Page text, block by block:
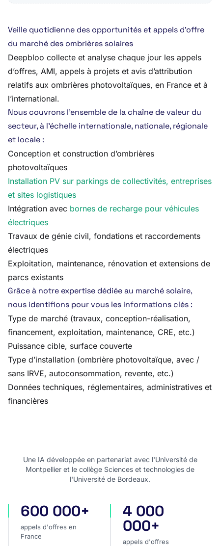
Veille quotidienne des opportunités et appels d’offre
du marché des ombrières solaires
Deepbloo collecte et analyse chaque jour les appels
d’offres, AMI, appels à projets et avis d’attribution
relatifs aux ombrières photovoltaïques, en France et à
l’international.
Nous couvrons l’ensemble de la chaîne de valeur du
secteur, à l’échelle internationale, nationale, régionale
et locale :
Conception et construction d’ombrières
photovoltaïques
Installation PV sur parkings de collectivités, entreprises
et sites logistiques
Intégration avec bornes de recharge pour véhicules
électriques
Travaux de génie civil, fondations et raccordements
électriques
Exploitation, maintenance, rénovation et extensions de
parcs existants
Grâce à notre expertise dédiée au marché solaire,
nous identifions pour vous les informations clés :
Type de marché (travaux, conception-réalisation,
financement, exploitation, maintenance, CRE, etc.)
Puissance cible, surface couverte
Type d’installation (ombrière photovoltaïque, avec /
sans IRVE, autoconsommation, revente, etc.)
Données techniques, réglementaires, administratives et
financières
Une IA développée en partenariat avec l'Université de
Montpellier et le collège Sciences et technologies de
l'Université de Bordeaux.
appels d'offres en France
600 000+
appels d'offres en
France
appels d'offres
4 000
000+
appels d'offres